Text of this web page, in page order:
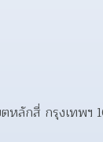
หลักสี่ กรุงเทพฯ